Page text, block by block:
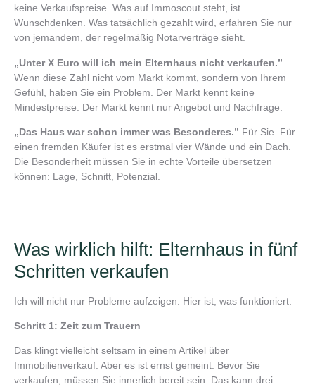
keine Verkaufspreise. Was auf Immoscout steht, ist
Wunschdenken. Was tatsächlich gezahlt wird, erfahren Sie nur
von jemandem, der regelmäßig Notarverträge sieht.
„Unter X Euro will ich mein Elternhaus nicht verkaufen.”
Wenn diese Zahl nicht vom Markt kommt, sondern von Ihrem
Gefühl, haben Sie ein Problem. Der Markt kennt keine
Mindestpreise. Der Markt kennt nur Angebot und Nachfrage.
„Das Haus war schon immer was Besonderes.” Für Sie. Für
einen fremden Käufer ist es erstmal vier Wände und ein Dach.
Die Besonderheit müssen Sie in echte Vorteile übersetzen
können: Lage, Schnitt, Potenzial.
Was wirklich hilft: Elternhaus in fünf
Schritten verkaufen
Ich will nicht nur Probleme aufzeigen. Hier ist, was funktioniert:
Schritt 1: Zeit zum Trauern
Das klingt vielleicht seltsam in einem Artikel über
Immobilienverkauf. Aber es ist ernst gemeint. Bevor Sie
verkaufen, müssen Sie innerlich bereit sein. Das kann drei